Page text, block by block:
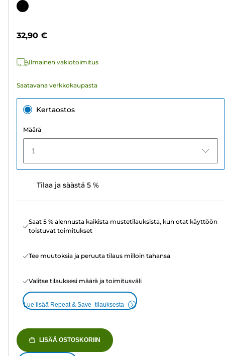
tähteä.
Värikasetti
32,90 €
Ilmainen vakiotoimitus
Saatavana verkkokaupasta
Kertaostos
Määrä
1
Tilaa ja säästä 5 %
Saat 5 % alennusta kaikista mustetilauksista, kun otat käyttöön
toistuvat toimitukset
Tee muutoksia ja peruuta tilaus milloin tahansa
Valitse tilauksesi määrä ja toimitusväli
Lue lisää Repeat & Save -tilauksesta
LISÄÄ OSTOSKORIIN